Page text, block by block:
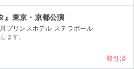
』東京・京都公演
リンスホテル ステラボール
ます。
取引済